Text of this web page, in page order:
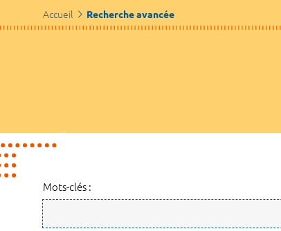
Accueil Recherche avancée
Mots-clés :